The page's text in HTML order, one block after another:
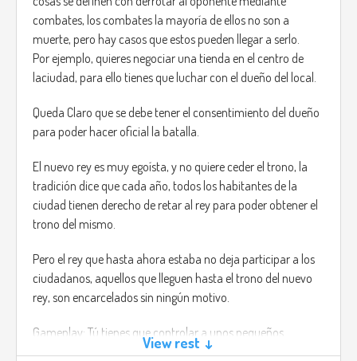
that if they notice that you are not one of them they will
take your life, and for this you will have to act like one of
them, smile and be silent, walk like they would.
As well you will need to hide as soon as the night hits, or you
will have the option to fight this creatures with science,
ingredients all over the map.
also sometimes called a transient electromagnetic
disturbance, is a short burst of electromagnetic energy.
combates, los combates la mayoría de ellos no son a
muerte, pero hay casos que estos pueden llegar a serlo.
Por ejemplo, quieres negociar una tienda en el centro de
laciudad, para ello tienes que luchar con el dueño del local.
Queda Claro que se debe tener el consentimiento del dueño
para poder hacer oficial la batalla.
El nuevo rey es muy egoísta, y no quiere ceder el trono, la
tradición dice que cada año, todos los habitantes de la
ciudad tienen derecho de retar al rey para poder obtener el
trono del mismo.
Pero el rey que hasta ahora estaba no deja participar a los
ciudadanos, aquellos que lleguen hasta el trono del nuevo
rey, son encarcelados sin ningún motivo.
Gameplay: Tú tienes que controlar a unos pequeños
luchadores, cada uno de ellos es especial y puedes subir de
View rest ↓